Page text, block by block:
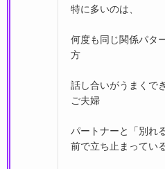
特に多いのは、
何度も同じ関係パタ
方
話し合いがうまくで
ご夫婦
パートナーと「別れ
前で立ち止まってい